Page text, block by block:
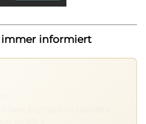
immer informiert